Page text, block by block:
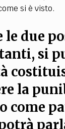
si è visto.
le due
si
la
come